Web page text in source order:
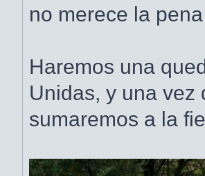
no merece la
Haremos una
Unidas, y una vez
sumaremos a la